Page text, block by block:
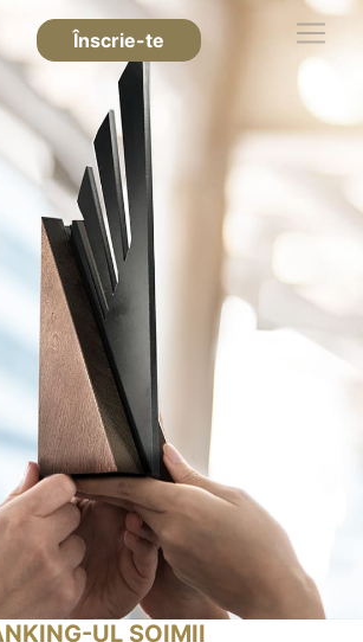
Înscrie-te
UL ȘOIMII